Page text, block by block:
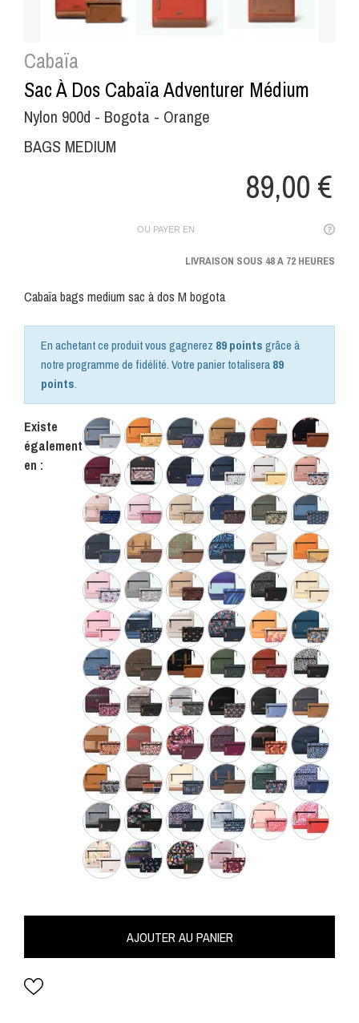
Cabaïa
Sac À Dos Cabaïa Adventurer Médium
Nylon 900d - Bogota - Orange
BAGS MEDIUM
89,00 €
OU PAYER EN
LIVRAISON SOUS 48 A 72 HEURES
Cabaïa bags medium sac à dos M bogota
En achetant ce produit vous gagnerez 89 pointsgrâce à
notre programme de fidélité. Votre panier totalisera89
points.
Existe
également
en :
AJOUTER AU PANIER